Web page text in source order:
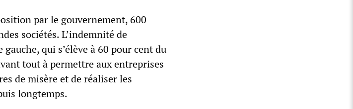
par le gouvernement, 600
sociétés. L’indemnité de
qui s’élève à 60 pour cent du
tout à permettre aux entreprises
de misère et de réaliser les
longtemps.